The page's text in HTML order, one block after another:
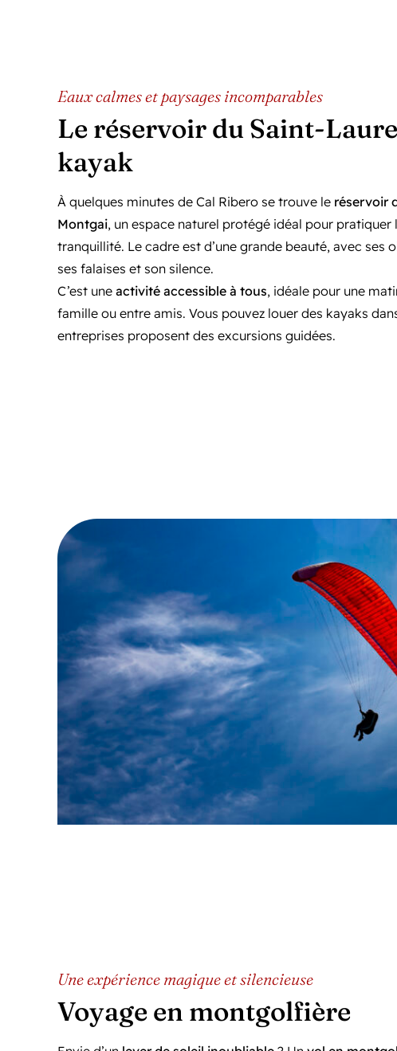
Eaux calmes et paysages incomparables
Le réservoir du Saint-
kayak
À quelques minutes de Cal Ribero se trouve le réservoir
Montgai, un espace naturel protégé idéal pour pratiquer
tranquillité. Le cadre est d’une grande beauté, avec ses
ses falaises et son silence.
C’est une activité accessible à tous, idéale pour une
famille ou entre amis. Vous pouvez louer des kayaks
entreprises proposent des excursions guidées.
Une expérience magique et silencieuse
Voyage en montgolfière